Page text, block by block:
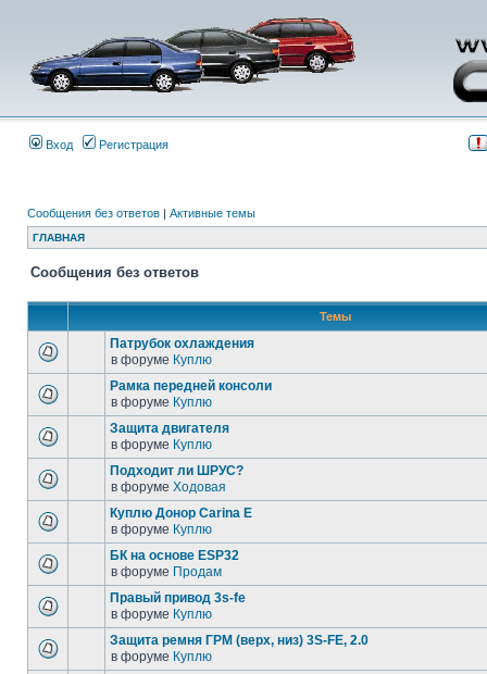
Вход Регистрация
Сообщения без ответов | Активные темы
ГЛАВНАЯ
Сообщения без ответов
Темы
Патрубок охлаждения
в форуме Куплю
Рамка передней консоли
в форуме Куплю
Защита двигателя
в форуме Куплю
Подходит ли ШРУС?
в форуме Ходовая
Куплю Донор Carina E
в форуме Куплю
БК на основе ESP32
в форуме Продам
Правый привод 3s-fe
в форуме Куплю
Защита ремня ГРМ (верх, низ) 3S-FE, 2.0
в форуме Куплю